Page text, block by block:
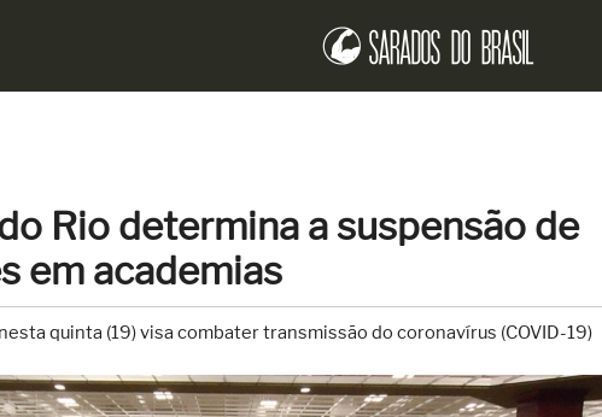
Rio determina a suspensão de
em academias
quinta (19) visa combater transmissão do coronavírus (COVID-19)